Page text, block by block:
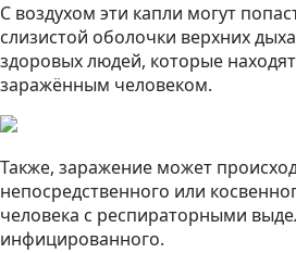
С воздухом эти капли могут
слизистой оболочки верхних
здоровых людей, которые
заражённым человеком.
Также, заражение может
непосредственного или
человека с респираторными
инфицированного.